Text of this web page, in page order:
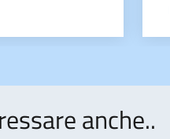
anche..